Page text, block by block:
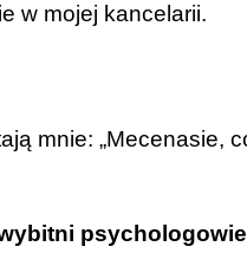
w mojej kancelarii.
mnie: „Mecenasie,